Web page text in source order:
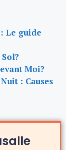
Le guide
Moi?
: Causes